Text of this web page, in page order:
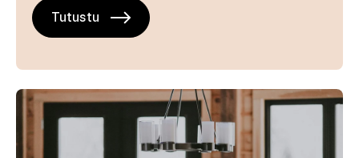
Tutustu